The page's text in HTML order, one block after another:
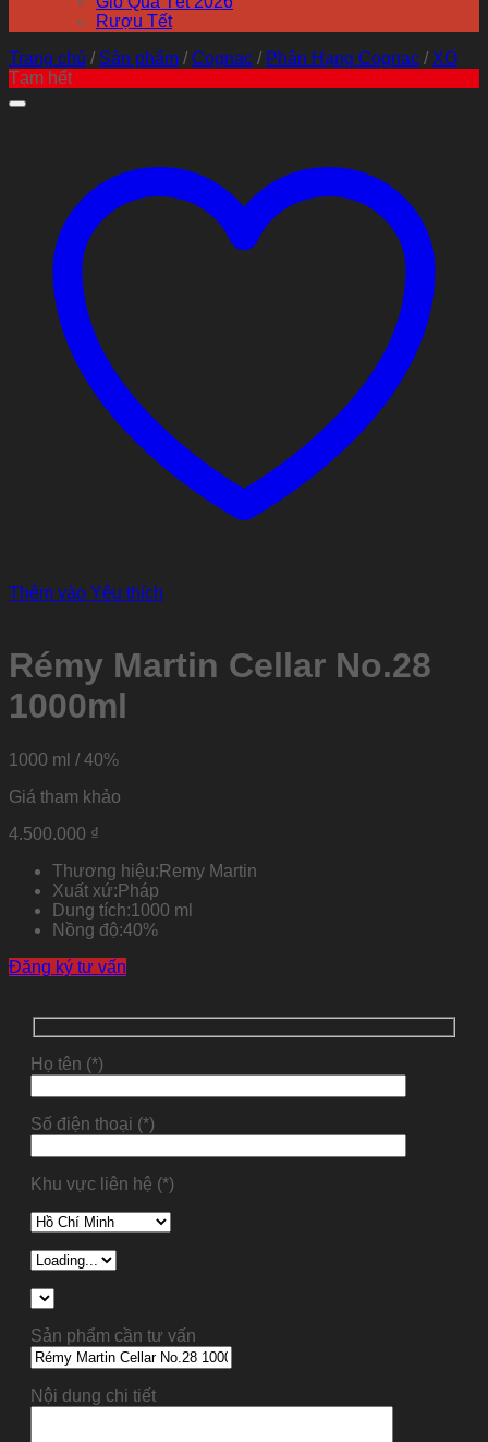
Rượu Tết
Trang chủ / Sản phẩm / Cognac / Phân Hạng Cognac / XO
Tạm hết
Thêm vào Yêu thích
Rémy Martin Cellar No.28
1000ml
1000 ml / 40%
Giá tham khảo
4.500.000 ₫
Thương hiệu: Remy Martin
Xuất xứ: Pháp
Dung tích:1000 ml
Nồng độ:40%
Đăng ký tư vấn
Họ tên (*)
Số điện thoại (*)
Khu vực liên hệ (*)
Sản phẩm cần tư vấn
Nội dung chi tiết